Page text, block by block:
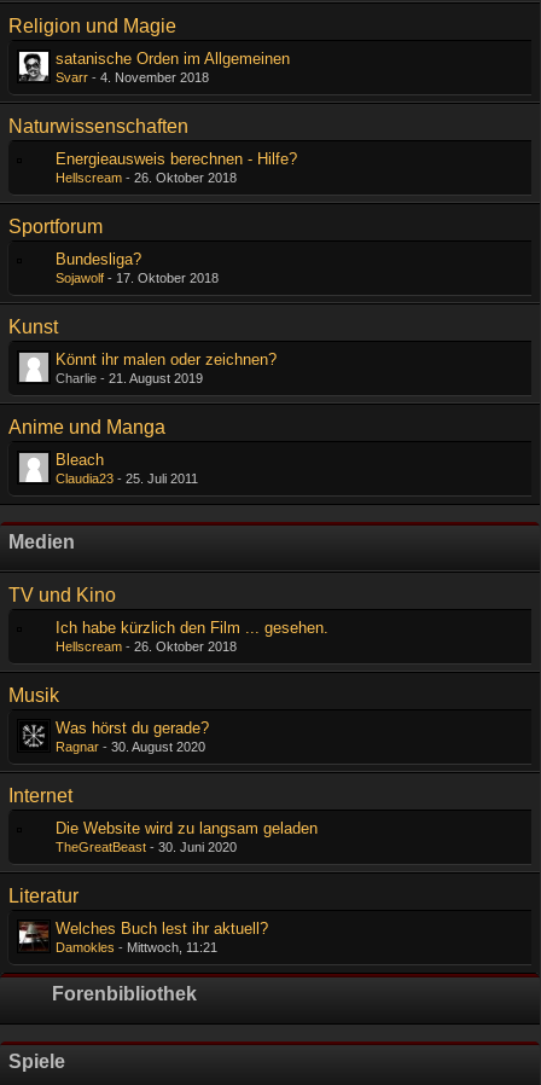
Religion und Magie
satanische Orden im Allgemeinen
Svarr - 4. November 2018
Naturwissenschaften
Energieausweis berechnen - Hilfe?
Hellscream - 26. Oktober 2018
Sportforum
Bundesliga?
Sojawolf - 17. Oktober 2018
Kunst
Könnt ihr malen oder zeichnen?
Charlie - 21. August 2019
Anime und Manga
Bleach
Claudia23 - 25. Juli 2011
Medien
TV und Kino
Ich habe kürzlich den Film ... gesehen.
Hellscream - 26. Oktober 2018
Musik
Was hörst du gerade?
Ragnar - 30. August 2020
Internet
Die Website wird zu langsam geladen
TheGreatBeast - 30. Juni 2020
Literatur
Welches Buch lest ihr aktuell?
Damokles - Mittwoch, 11:21
Forenbibliothek
Spiele